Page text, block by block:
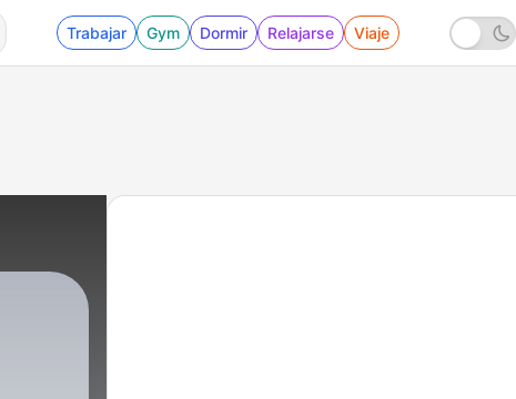
Trabajar Gym Dormir Relajarse Viaje